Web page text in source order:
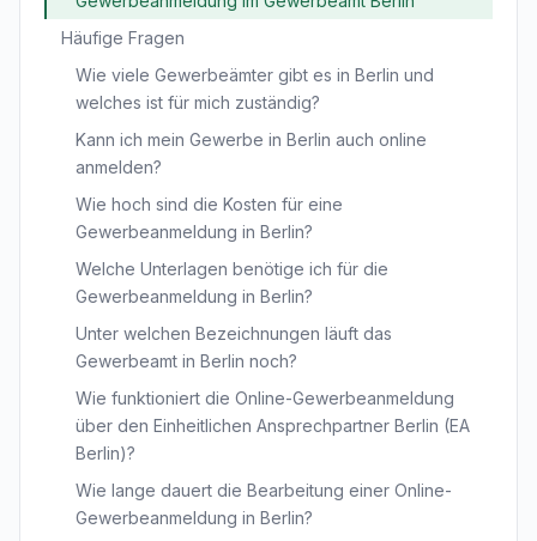
Häufige Fragen
Wie viele Gewerbeämter gibt es in Berlin und
welches ist für mich zuständig?
Kann ich mein Gewerbe in Berlin auch online
anmelden?
Wie hoch sind die Kosten für eine
Gewerbeanmeldung in Berlin?
Welche Unterlagen benötige ich für die
Gewerbeanmeldung in Berlin?
Unter welchen Bezeichnungen läuft das
Gewerbeamt in Berlin noch?
Wie funktioniert die Online-Gewerbeanmeldung
über den Einheitlichen Ansprechpartner Berlin (EA
Berlin)?
Wie lange dauert die Bearbeitung einer Online-
Gewerbeanmeldung in Berlin?